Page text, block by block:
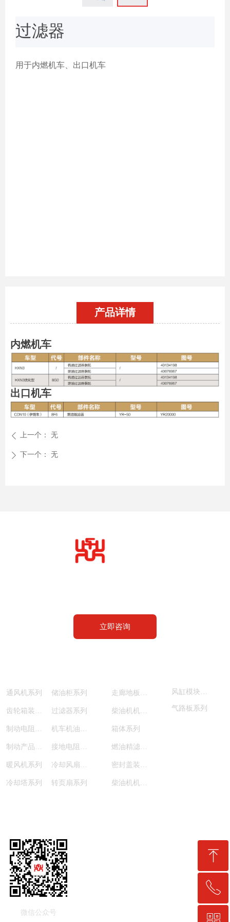
过滤器
用于内燃机车、出口机车
内燃机车
出口机车
产品详情
ꄴ 上一个： 无
ꄲ 下一个： 无
微信公众号
储油柜系列
过滤器系列
机车机油泵电机组子列
接地电阻系列
冷却风扇系列
转页扇系列
走廊地板系列
柴油机机油泵系列
箱体系列
燃油精滤器系列
密封盖装配系列
柴油机机油滤清器系列
通风机系列
齿轮箱装配系列
制动电阻装置系列
制动产品系列
暖风机系列
冷却塔系列
风缸模块系列
气路板系列
立即咨询
ꁸ
回到顶部
ꂅ
0411-86883317